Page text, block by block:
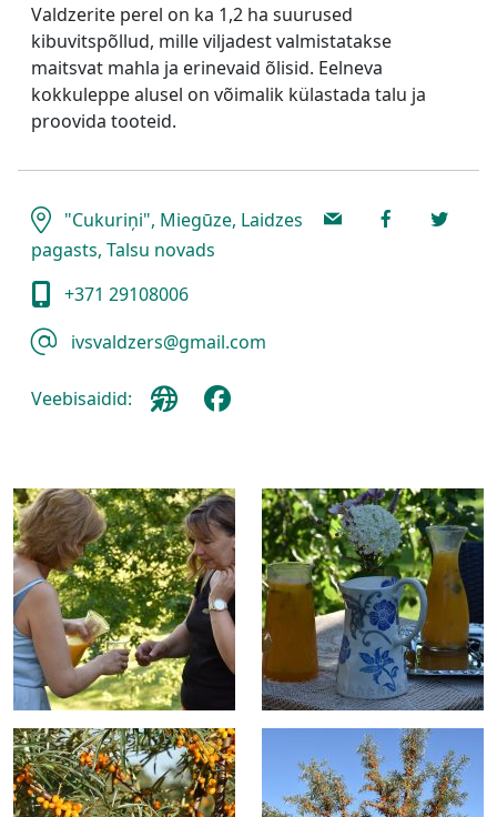
Valdzerite perel on ka 1,2 ha suurused
kibuvitspõllud, mille viljadest valmistatakse
maitsvat mahla ja erinevaid õlisid. Eelneva
kokkuleppe alusel on võimalik külastada talu ja
proovida tooteid.
"Cukuriņi", Miegūze, Laidzes
pagasts, Talsu novads
+371 29108006
ivsvaldzers@gmail.com
Veebisaidid: